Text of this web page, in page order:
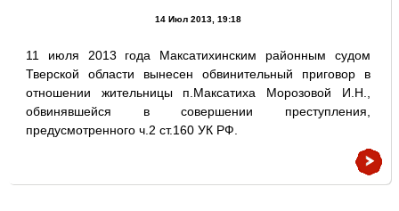
14 Июл 2013, 19:18
11 июля 2013 года Максатихинским районным судом
Тверской области вынесен обвинительный приговор в
отношении жительницы п.Максатиха Морозовой И.Н.,
обвинявшейся в совершении преступления,
предусмотренного ч.2 ст.160 УК РФ.